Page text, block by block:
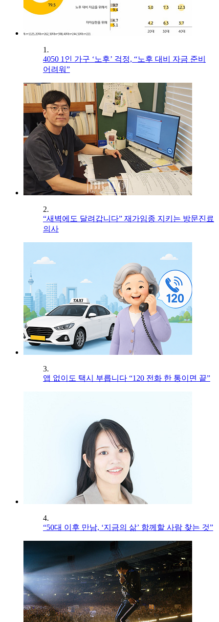
1.
4050 1인 가구 ‘노후’ 걱정, “노후 대비 자금 준비
어려워”
2.
“새벽에도 달려갑니다” 재가임종 지키는 방문진료
의사
3.
앱 없이도 택시 부릅니다 “120 전화 한 통이면 끝”
4.
“50대 이후 만남, ‘지금의 삶’ 함께할 사람 찾는 것”